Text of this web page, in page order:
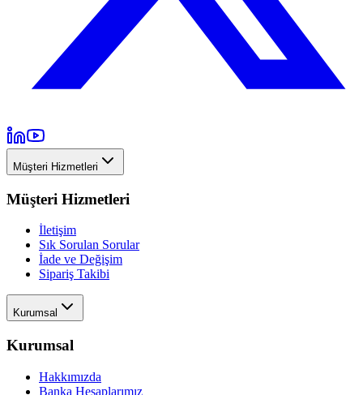
Müşteri Hizmetleri
Müşteri Hizmetleri
İletişim
Sık Sorulan Sorular
İade ve Değişim
Sipariş Takibi
Kurumsal
Kurumsal
Hakkımızda
Banka Hesaplarımız